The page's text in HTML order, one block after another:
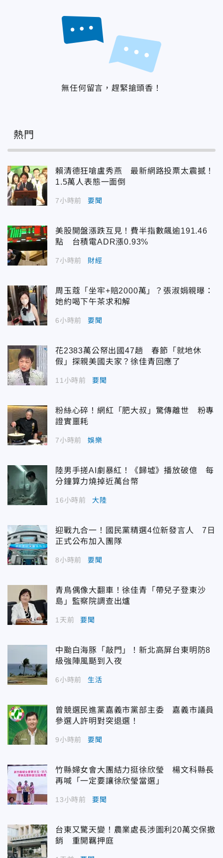
無任何留言，趕緊搶頭香！
熱門
賴清德狂嗆盧秀燕 最新網路投票太震撼！
1.5萬人表態一面倒
7小時前 要聞
美股開盤漲跌互見！費半指數飆逾191.46
點 台積電ADR漲0.93%
7小時前 財經
周玉蔻「坐牢+賠2000萬」？張淑娟親曝：
她約喝下午茶求和解
6小時前 要聞
花2383萬公帑出國47趟 春節「就地休
假」探親美國夫家？徐佳青回應了
11小時前 要聞
粉絲心碎！網紅「肥大叔」驚傳離世 粉專
證實噩耗
7小時前 娛樂
陸男手搓AI劇暴紅！《歸墟》播放破億 每
分鐘算力燒掉近萬台幣
16小時前 大陸
迎戰九合一！國民黨精選4位新發言人 7日
正式公布加入團隊
8小時前 要聞
青鳥偶像大翻車！徐佳青「帶兒子登東沙
島」監察院調查出爐
1天前 要聞
中颱白海豚「敲門」！新北高屏台東明防8
級強陣風颳到入夜
6小時前 生活
曾競選民進黨嘉義市黨部主委 嘉義市議員
參選人許明對突退選！
9小時前 要聞
竹縣婦女會大團結力挺徐欣瑩 楊文科縣長
再喊「一定要讓徐欣瑩當選」
13小時前 要聞
台東又驚天變！農業處長涉圖利20萬交保撤
銷 重開羈押庭